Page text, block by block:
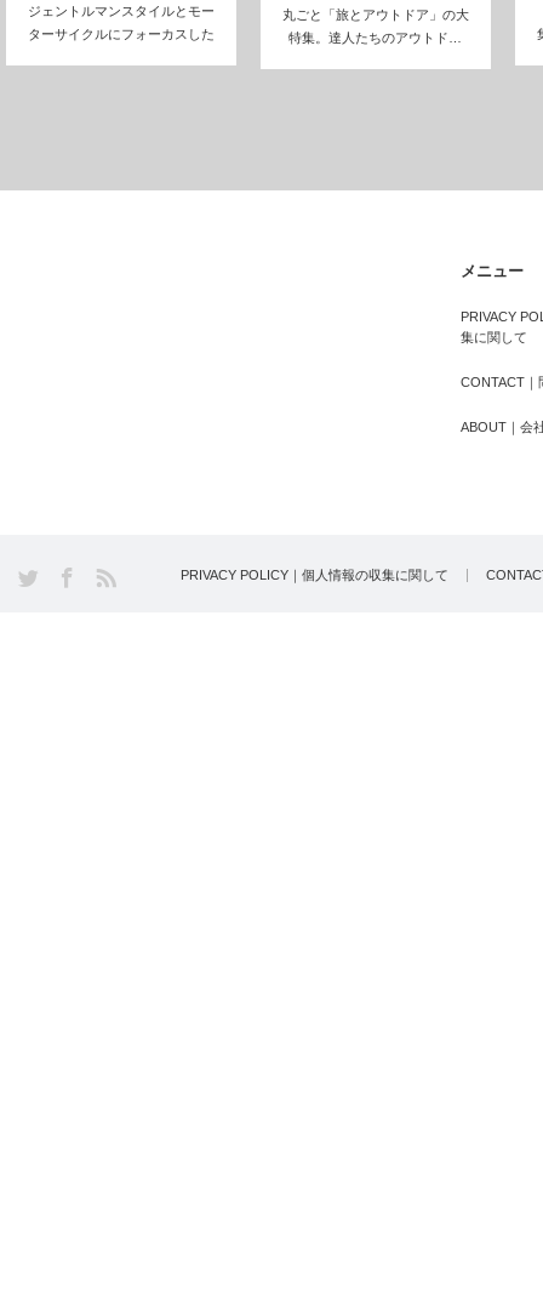
ジェントルマンスタイルとモー
ターサイクルにフォーカスした
丸ごと「旅とアウトドア」の大
特集。達人たちのアウトド…
メニュー
PRIVACY
集に関して
CONTACT｜
ABOUT｜会
PRIVACY POLICY｜個人情報の収集に関して